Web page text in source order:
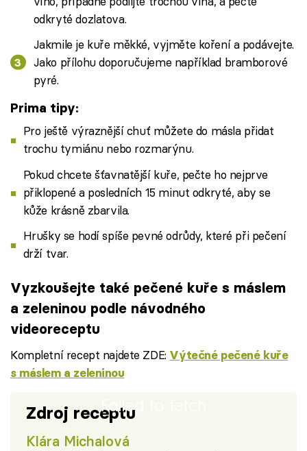
odkryté dozlatova.
Jakmile je kuře měkké, vyjměte koření a podávejte.
Jako přílohu doporučujeme například bramborové
pyré.
Prima tipy:
Pro ještě výraznější chuť můžete do másla přidat
trochu tymiánu nebo rozmarýnu.
Pokud chcete šťavnatější kuře, pečte ho nejprve
přiklopené a posledních 15 minut odkryté, aby se
kůže krásně zbarvila.
Hrušky se hodí spíše pevné odrůdy, které při pečení
drží tvar.
Vyzkoušejte také pečené kuře s máslem
a zeleninou podle návodného
videoreceptu
Kompletní recept najdete ZDE: Výtečné pečené kuře
s máslem a zeleninou
Failed to fetch
Zdroj receptu
Klára Michalová